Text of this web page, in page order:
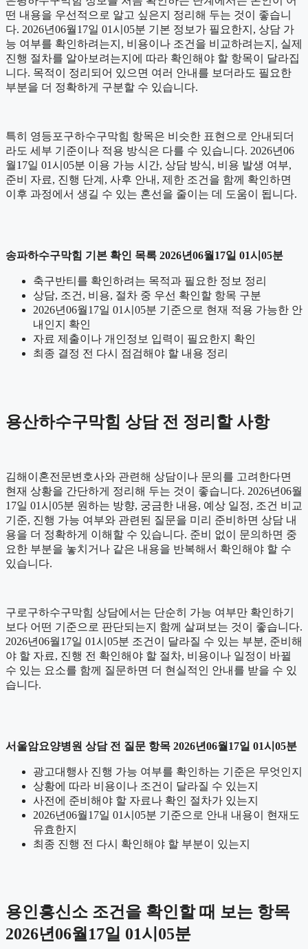
떤 내용을 우선적으로 알고 싶은지 정리해 두는 것이 좋습니
다. 2026년06월17일 01시05분 기본 정보가 필요한지, 상담 가
능 여부를 확인하려는지, 비용이나 조건을 비교하려는지, 실제
진행 절차를 알아보려는지에 따라 확인해야 할 항목이 달라집
니다. 목적이 정리되어 있으면 여러 안내를 보더라도 필요한
부분을 더 정확하게 구분할 수 있습니다.
특히 영등포구하수구막힘 항목은 비슷한 표현으로 안내되더
라도 세부 기준이나 적용 방식은 다를 수 있습니다. 2026년06
월17일 01시05분 이용 가능 시간, 상담 방식, 비용 발생 여부,
준비 자료, 진행 단계, 사후 안내, 제한 조건을 함께 확인하면
이후 과정에서 생길 수 있는 혼선을 줄이는 데 도움이 됩니다.
송파하수구막힘 기본 확인 목록 2026년06월17일 01시05분
축구반티를 확인하려는 목적과 필요한 정보 정리
상담, 조건, 비용, 절차 중 우선 확인할 항목 구분
2026년06월17일 01시05분 기준으로 현재 적용 가능한 안
내인지 확인
자료 제출이나 개인정보 입력이 필요한지 확인
최종 결정 전 다시 점검해야 할 내용 정리
용산하수구막힘 상담 전 정리할 사항
김해이혼전문변호사와 관련해 상담이나 문의를 고려한다면
현재 상황을 간단하게 정리해 두는 것이 좋습니다. 2026년06월
17일 01시05분 원하는 방향, 궁금한 내용, 예상 일정, 조건 비교
기준, 진행 가능 여부와 관련된 질문을 미리 준비하면 상담 내
용을 더 정확하게 이해할 수 있습니다. 준비 없이 문의하면 중
요한 부분을 놓치거나 같은 내용을 반복해서 확인해야 할 수
있습니다.
구로구하수구막힘 상담에서는 단순히 가능 여부만 확인하기
보다 어떤 기준으로 판단되는지 함께 살펴보는 것이 좋습니다.
2026년06월17일 01시05분 조건이 달라질 수 있는 부분, 준비해
야 할 자료, 진행 전 확인해야 할 절차, 비용이나 일정이 바뀔
수 있는 요소를 함께 질문하면 더 현실적인 안내를 받을 수 있
습니다.
서울암요양병원 상담 전 질문 항목 2026년06월17일 01시05분
광고대행사 진행 가능 여부를 확인하는 기준은 무엇인지
상황에 따라 비용이나 조건이 달라질 수 있는지
사전에 준비해야 할 자료나 확인 절차가 있는지
2026년06월17일 01시05분 기준으로 안내 내용이 현재도
유효한지
최종 진행 전 다시 확인해야 할 부분이 있는지
용인흥신소 조건을 확인할 때 보는 항목
2026년06월17일 01시05분